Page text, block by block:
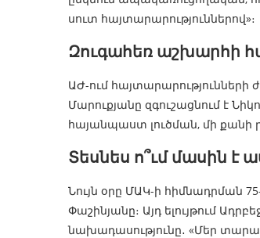
սուտ հայտարարություններով»։
Զուգահեռ աշխարհի
ԱԺ-ում
Մարուքյանը զգուշացնում է
հայանպաստ լուծման, մի քանի
Տեսնես ո՞ւմ մասին է
Նույն օրը ՄԱԿ-ի հիմնադրման
Փաշինյանը։ Այդ ելույթում
նախադասությունը․ «Մեր